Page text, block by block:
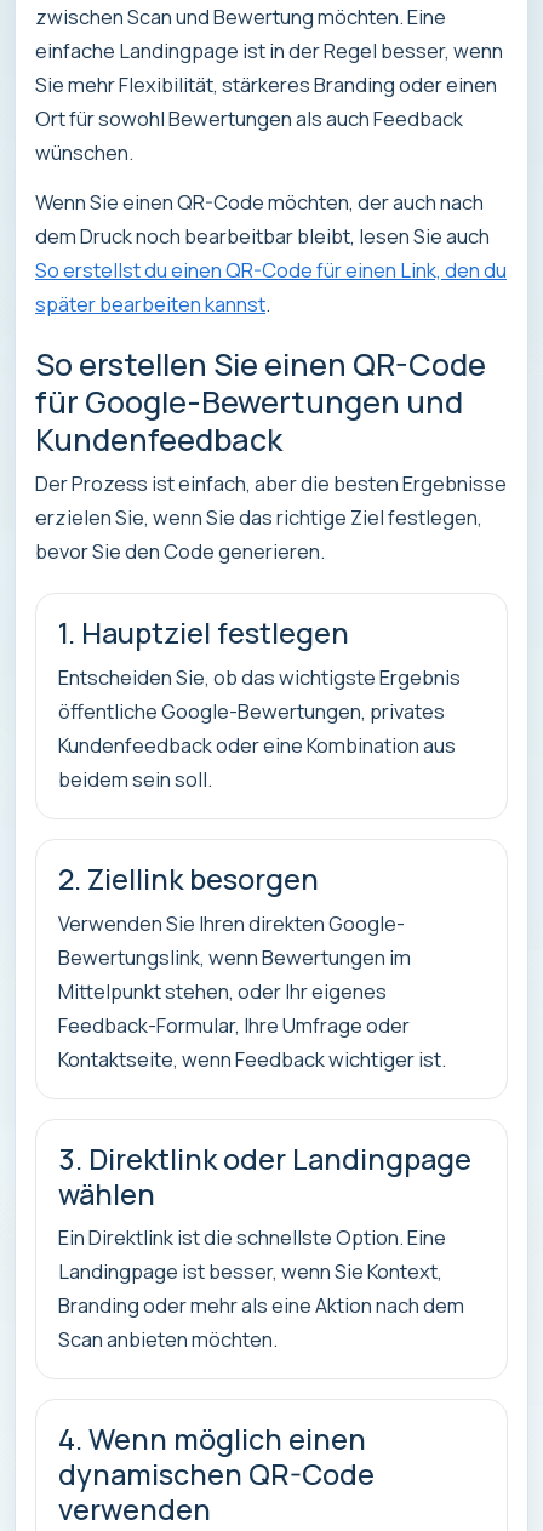
zwischen Scan und Bewertung möchten. Eine
einfache Landingpage ist in der Regel besser, wenn
Sie mehr Flexibilität, stärkeres Branding oder einen
Ort für sowohl Bewertungen als auch Feedback
wünschen.
Wenn Sie einen QR-Code möchten, der auch nach
dem Druck noch bearbeitbar bleibt, lesen Sie auch
So erstellst du einen QR-Code für einen Link, den du
später bearbeiten kannst.
So erstellen Sie einen QR-Code
für Google-Bewertungen und
Kundenfeedback
Der Prozess ist einfach, aber die besten Ergebnisse
erzielen Sie, wenn Sie das richtige Ziel festlegen,
bevor Sie den Code generieren.
1. Hauptziel festlegen
Entscheiden Sie, ob das wichtigste Ergebnis
öffentliche Google-Bewertungen, privates
Kundenfeedback oder eine Kombination aus
beidem sein soll.
2. Ziellink besorgen
Verwenden Sie Ihren direkten Google-
Bewertungslink, wenn Bewertungen im
Mittelpunkt stehen, oder Ihr eigenes
Feedback-Formular, Ihre Umfrage oder
Kontaktseite, wenn Feedback wichtiger ist.
3. Direktlink oder Landingpage
wählen
Ein Direktlink ist die schnellste Option. Eine
Landingpage ist besser, wenn Sie Kontext,
Branding oder mehr als eine Aktion nach dem
Scan anbieten möchten.
4. Wenn möglich einen
dynamischen QR-Code
verwenden